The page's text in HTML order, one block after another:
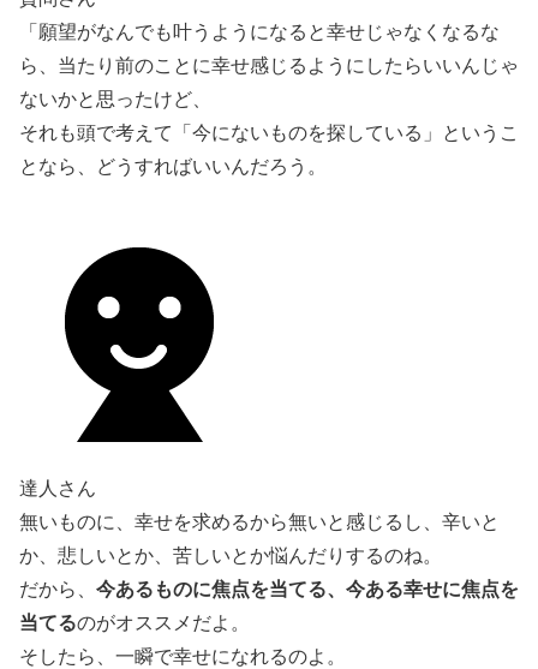
「願望がなんでも叶うようになると幸せじゃなくなるな
ら、当たり前のことに幸せ感じるようにしたらいいんじゃ
ないかと思ったけど、
それも頭で考えて「今にないものを探している」というこ
となら、どうすればいいんだろう。
達人さん
無いものに、幸せを求めるから無いと感じるし、辛いと
か、悲しいとか、苦しいとか悩んだりするのね。
だから、 今あるものに焦点を当てる、今ある幸せに焦点を
当てるのがオススメだよ。
そしたら、一瞬で幸せになれるのよ。